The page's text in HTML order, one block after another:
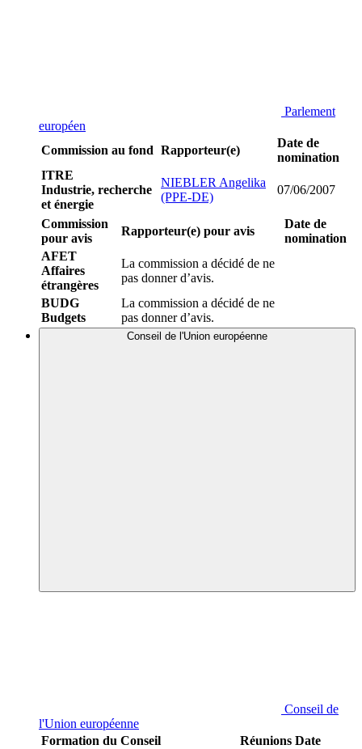
Parlement
européen
Commission au fond Rapporteur(e)
Date de
nomination
ITRE
Industrie, recherche
et énergie
NIEBLER Angelika
(PPE-DE)
07/06/2007
Commission
pour avis
Rapporteur(e) pour avis
Date de
nomination
AFET
Affaires
étrangères
La commission a décidé de ne
pas donner d’avis.
BUDG
Budgets
La commission a décidé de ne
pas donner d’avis.
Conseil de l'Union européenne
Conseil de
l'Union européenne
Formation du Conseil
Réunions Date